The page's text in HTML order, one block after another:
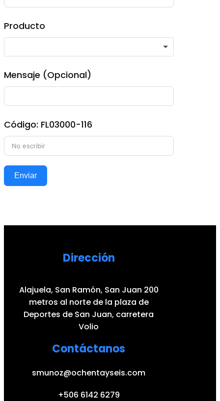
Producto
Mensaje (Opcional)
Código: FL03000-116
Enviar
Dirección
Alajuela, San Ramón, San Juan 200
metros al norte de la plaza de
Deportes de San Juan, carretera
Volio
Contáctanos
smunoz@ochentayseis.com
+506 6142 6279